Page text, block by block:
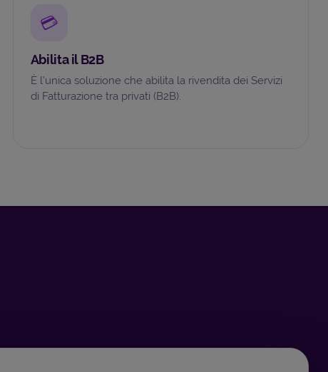
💳
Abilita il B2B
È l’unica soluzione che abilita la rivendita dei Servizi
di Fatturazione tra privati (B2B).